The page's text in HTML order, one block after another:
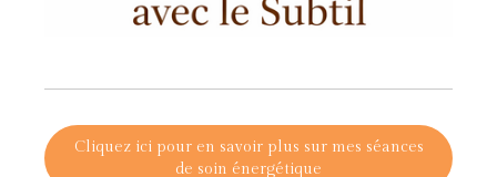
Cliquez ici pour en savoir plus sur mes séances
de soin énergétique